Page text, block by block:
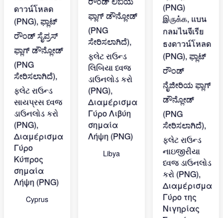
Cyprus
Libya